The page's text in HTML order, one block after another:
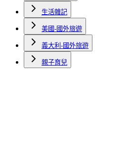
生活雜記
美國-國外旅遊
義大利-國外旅遊
親子育兒